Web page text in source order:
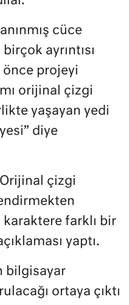
cüce
ayrıntısı
önce projeyi
orijinal çizgi
yaşayan yedi
diye
çizgi
karaktere farklı bir
yaptı.
bilgisayar
ortaya çıktı